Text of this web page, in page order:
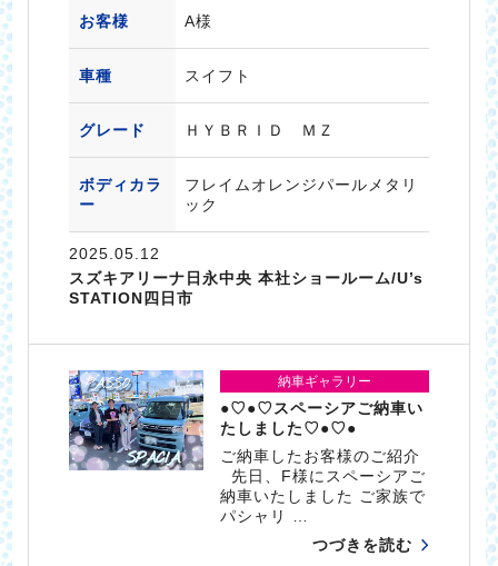
お客様 A様
車種 スイフト
グレード ＨＹＢＲＩＤ ＭＺ
ボディカラ
ー
フレイムオレンジパールメタリ
ック
2025.05.12
スズキアリーナ日永中央 本社ショールーム/U’s
STATION四日市
納車ギャラリー
●♡●♡スペーシアご納車い
たしました♡●♡●
ご納車したお客様のご紹介
先日、F様にスペーシアご
納車いたしました ご家族で
パシャリ …
つづきを読む